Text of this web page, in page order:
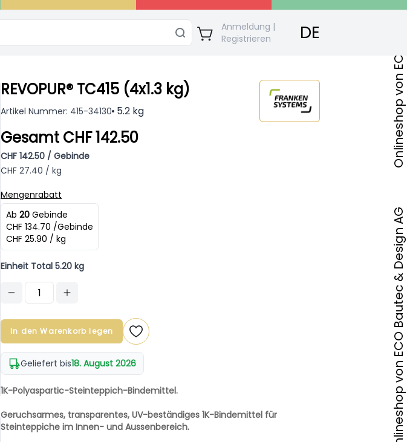
Anmeldung |
Registrieren
DE
REVOPUR® TC415 (4x1.3 kg)
Artikel Nummer: 415-34130 5.2 kg
Gesamt CHF 142.50
CHF 142.50 / Gebinde
CHF 27.40 / kg
Mengenrabatt
Ab 20 Gebinde
CHF 134.70 /Gebinde
CHF 25.90 / kg
Einheit Total 5.20 kg
In den Warenkorb legen
Geliefert bis18. August 2026
1K-Polyaspartic-Steinteppich-Bindemittel.
Geruchsarmes, transparentes, UV-beständiges 1K-Bindemittel für
Steinteppiche im Innen- und Aussenbereich.
Onlineshop von ECO Bautec & Design AG